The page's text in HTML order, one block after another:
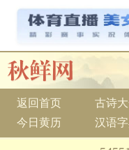
返回首页 古诗
今日黄历
汉语